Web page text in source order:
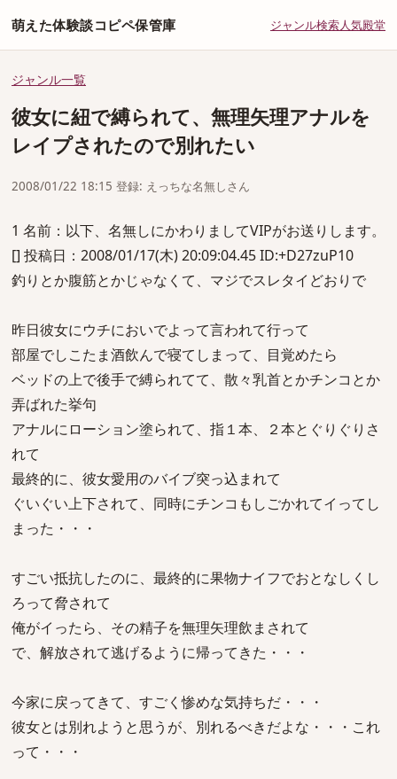
萌えた体験談コピペ保管庫 ジャンル検索人気殿堂
ジャンル一覧
彼女に紐で縛られて、無理矢理アナルを
レイプされたので別れたい
2008/01/22 18:15 登録: えっちな名無しさん
1 名前：以下、名無しにかわりましてVIPがお送りします。
[] 投稿日：2008/01/17(木) 20:09:04.45 ID:+D27zuP10
釣りとか腹筋とかじゃなくて、マジでスレタイどおりで
昨日彼女にウチにおいでよって言われて行って
部屋でしこたま酒飲んで寝てしまって、目覚めたら
ベッドの上で後手で縛られてて、散々乳首とかチンコとか
弄ばれた挙句
アナルにローション塗られて、指１本、２本とぐりぐりさ
れて
最終的に、彼女愛用のバイブ突っ込まれて
ぐいぐい上下されて、同時にチンコもしごかれてイってし
まった・・・
すごい抵抗したのに、最終的に果物ナイフでおとなしくし
ろって脅されて
俺がイったら、その精子を無理矢理飲まされて
で、解放されて逃げるように帰ってきた・・・
今家に戻ってきて、すごく惨めな気持ちだ・・・
彼女とは別れようと思うが、別れるべきだよな・・・これ
って・・・